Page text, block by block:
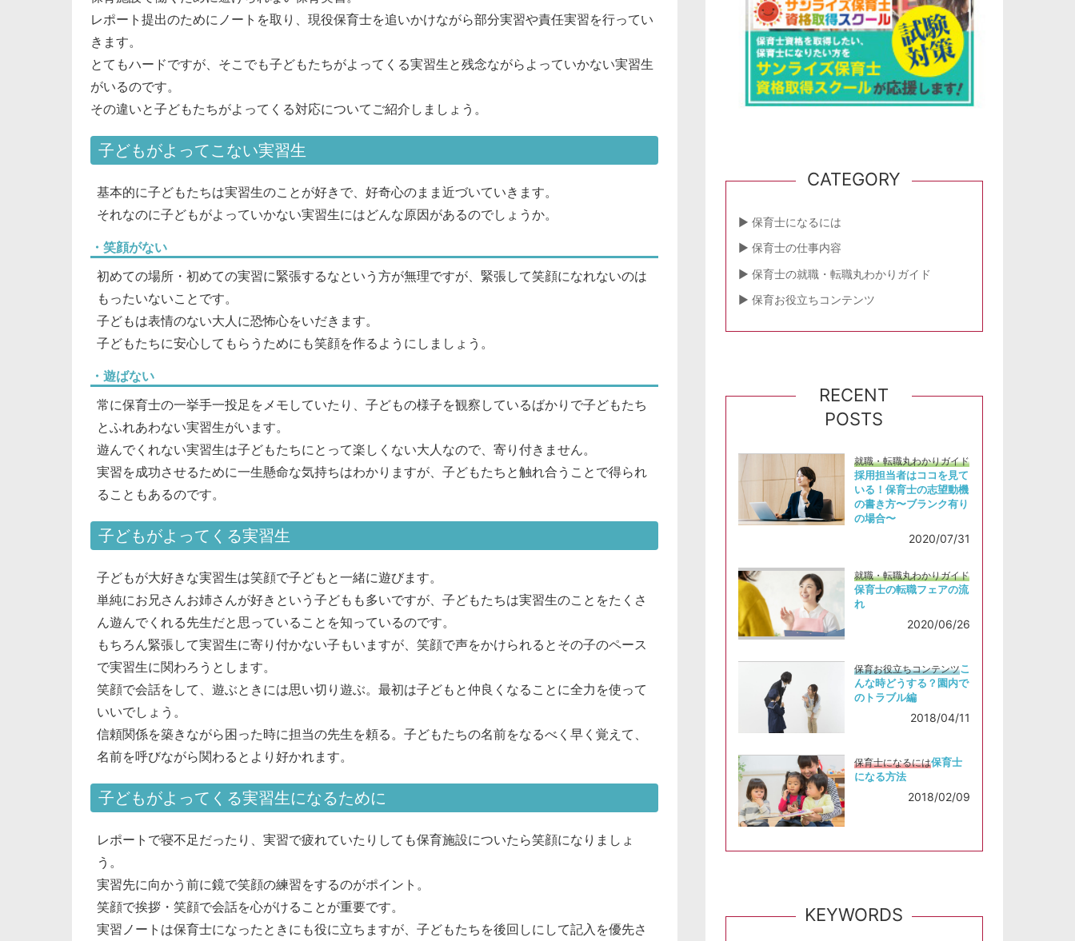
レポート提出のためにノートを取り、現役保育士を追いかけながら部分実習や責任実習を行ってい
きます。
とてもハードですが、そこでも子どもたちがよってくる実習生と残念ながらよっていかない実習生
がいるのです。
その違いと子どもたちがよってくる対応についてご紹介しましょう。
子どもがよってこない実習生
基本的に子どもたちは実習生のことが好きで、好奇心のまま近づいていきます。
それなのに子どもがよっていかない実習生にはどんな原因があるのでしょうか。
・笑顔がない
初めての場所・初めての実習に緊張するなという方が無理ですが、緊張して笑顔になれないのは
もったいないことです。
子どもは表情のない大人に恐怖心をいだきます。
子どもたちに安心してもらうためにも笑顔を作るようにしましょう。
・遊ばない
常に保育士の一挙手一投足をメモしていたり、子どもの様子を観察しているばかりで子どもたち
とふれあわない実習生がいます。
遊んでくれない実習生は子どもたちにとって楽しくない大人なので、寄り付きません。
実習を成功させるために一生懸命な気持ちはわかりますが、子どもたちと触れ合うことで得られ
ることもあるのです。
子どもがよってくる実習生
子どもが大好きな実習生は笑顔で子どもと一緒に遊びます。
単純にお兄さんお姉さんが好きという子どもも多いですが、子どもたちは実習生のことをたくさ
ん遊んでくれる先生だと思っていることを知っているのです。
もちろん緊張して実習生に寄り付かない子もいますが、笑顔で声をかけられるとその子のペース
で実習生に関わろうとします。
笑顔で会話をして、遊ぶときには思い切り遊ぶ。最初は子どもと仲良くなることに全力を使って
いいでしょう。
信頼関係を築きながら困った時に担当の先生を頼る。子どもたちの名前をなるべく早く覚えて、
名前を呼びながら関わるとより好かれます。
子どもがよってくる実習生になるために
レポートで寝不足だったり、実習で疲れていたりしても保育施設についたら笑顔になりましょ
う。
実習先に向かう前に鏡で笑顔の練習をするのがポイント。
笑顔で挨拶・笑顔で会話を心がけることが重要です。
実習ノートは保育士になったときにも役に立ちますが、子どもたちを後回しにして記入を優先さ
CATEGORY
保育士になるには
保育士の仕事内容
保育士の就職・転職丸わかりガイド
保育お役立ちコンテンツ
RECENT
POSTS
就職・転職丸わかりガイド
採用担当者はココを見て
いる！保育士の志望動機
の書き方〜ブランク有り
の場合〜
2020/07/31
就職・転職丸わかりガイド
保育士の転職フェアの流
れ
2020/06/26
保育お役立ちコンテンツこ
んな時どうする？園内で
のトラブル編
2018/04/11
保育士になるには保育士
になる方法
2018/02/09
KEYWORDS